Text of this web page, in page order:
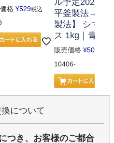
格 ¥529税込
ル予定2026.5
平釜製法→立
製法】 シママ
ス 1kg｜青い海
販売価格 ¥508
10406-
について
つき、お客様のご都合